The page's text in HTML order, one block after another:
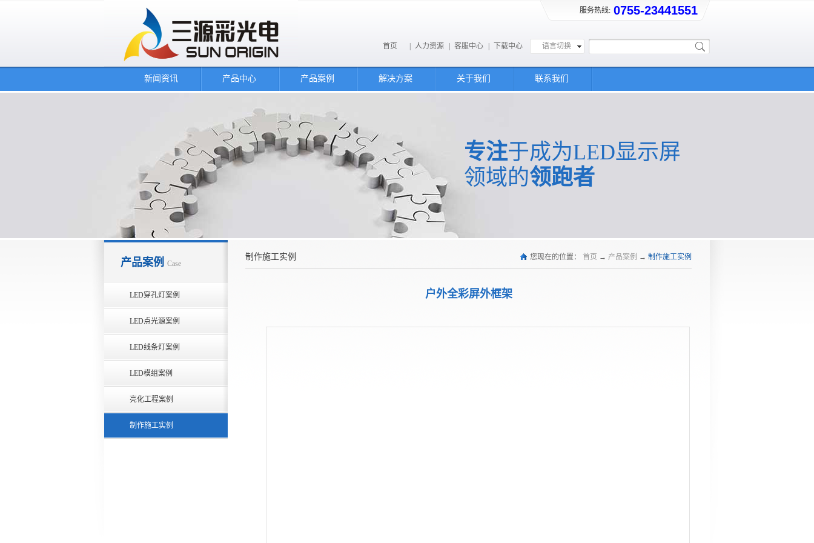
服务热线: 0755-23441551
语言切换
首页 人力资源 客服中心 下载中心
新闻资讯 产品中心 产品案例 解决方案 关于我们 联系我们
专注于成为LED显示屏
领域的领跑者
产品案例 Case
LED穿孔灯案例
LED点光源案例
LED线条灯案例
LED模组案例
亮化工程案例
制作施工实例
制作施工实例 您现在的位置： 首页 → 产品案例 → 制作施工实例
户外全彩屏外框架